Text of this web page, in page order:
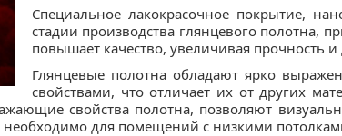
Специальное лакокрасочное покрытие,
стадии производства глянцевого полотна,
повышает качество, увеличивая прочность и
Глянцевые полотна обладают ярко
свойствами, что отличает их от других
свойства полотна, позволяют
необходимо для помещений с низкими